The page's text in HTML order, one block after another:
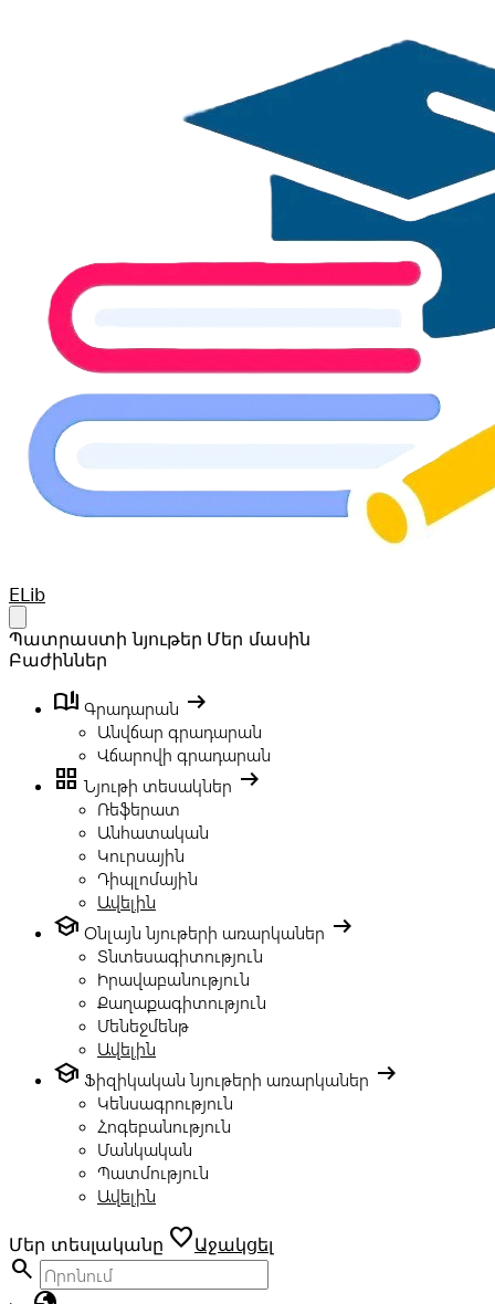
Your Company
ELib
Պատրաստի նյութեր Մեր մասին
Բաժիններ
book_ribbon Գրադարան arrow_right_alt
Անվճար գրադարան
Վճարովի գրադարան
grid_view Նյութի տեսակներ arrow_right_alt
Ռեֆերատ
Անհատական
Կուրսային
Դիպլոմային
Ավելին
school Օնլայն նյութերի առարկաներ arrow_right_alt
Տնտեսագիտություն
Իրավաբանություն
Քաղաքագիտություն
Մենեջմենթ
Ավելին
school Ֆիզիկական նյութերի առարկաներ arrow_right_alt
Կենսագրություն
Հոգեբանություն
Մանկական
Պատմություն
Ավելին
Մեր տեսլականը favoriteԱջակցել
search